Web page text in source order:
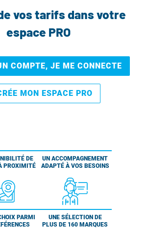
vos tarifs dans votre
espace PRO
COMPTE, JE ME CONNECTE
MON ESPACE PRO
DE
PROXIMITÉ
UN ACCOMPAGNEMENT
ADAPTÉ À VOS BESOINS
PARMI
UNE SÉLECTION DE
PLUS DE 160 MARQUES